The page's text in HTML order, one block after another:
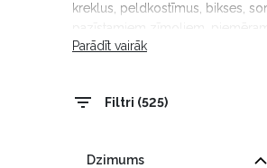
kreklus, peldkostīmus, bikses,
piegāde pasūtījumiem virs 69 €.
Parādīt vairāk
Filtri (525)
Dzimums